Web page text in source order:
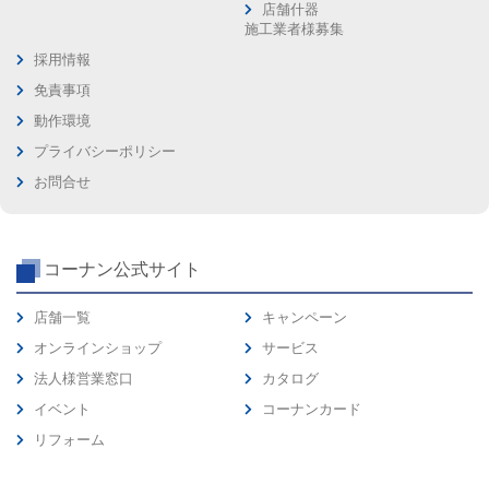
店舗什器
施工業者様募集
採用情報
免責事項
動作環境
プライバシーポリシー
お問合せ
コーナン公式サイト
店舗一覧
オンラインショップ
法人様営業窓口
イベント
リフォーム
キャンペーン
サービス
カタログ
コーナンカード